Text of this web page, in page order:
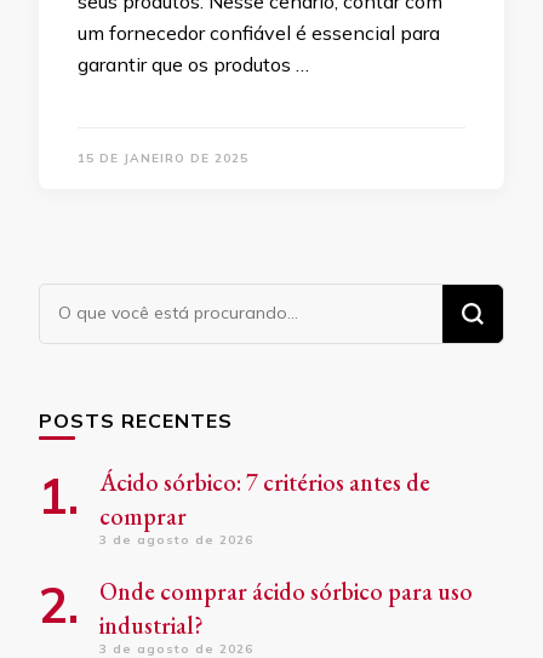
um fornecedor confiável é essencial para
garantir que os produtos …
15 DE JANEIRO DE 2025
Procurando
algo?
POSTS RECENTES
Ácido sórbico: 7 critérios antes de
comprar
3 de agosto de 2026
Onde comprar ácido sórbico para uso
industrial?
3 de agosto de 2026